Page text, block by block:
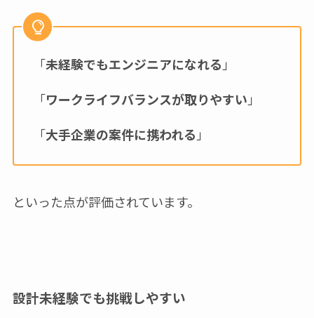
「未経験でもエンジニアになれる 」
「ワークライフバランスが取りやすい 」
「大手企業の案件に携われる 」
といった点が評価されています。
設計未経験でも挑戦しやすい